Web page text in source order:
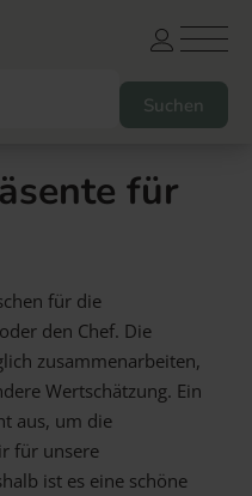
Sortiment
Freunde
Kinder
für
für die
den Chef. Die
zusammenarbeiten,
Wertschätzung. Ein
aus, um die
für unsere
ist es eine schöne